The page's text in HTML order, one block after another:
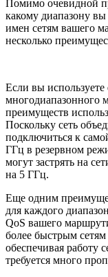
Помимо очевидной
какому диапазону
имен сетям вашего
несколько
Если вы
многодиапазонного
преимуществ
Поскольку сеть
подключиться к
ГГц в резервном
могут застрять на
на 5 ГГц.
Еще одним
для каждого
QoS вашего
более быстрым
обеспечивая работу
требуется много